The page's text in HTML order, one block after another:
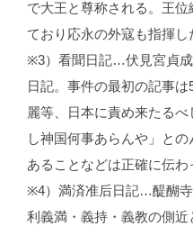
で大王と尊称される。王
ており応永の外寇も指揮し
※3）看聞日記…伏見宮貞
日記。事件の最初の記事
麗等、日本に責め来たる
し神国何事あらんや」と
あることなどは正確に伝わ
※4）満済准后日記…醍醐
利義満・義持・義教の側